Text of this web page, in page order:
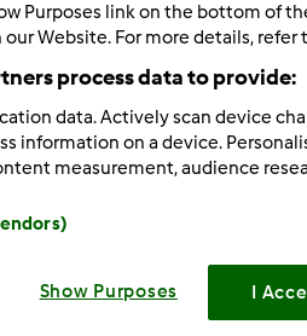
Purposes link on the bottom of
Website. For more details, refer
process data to provide:
data. Actively scan device
information on a device.
measurement, audience
Show Purposes I